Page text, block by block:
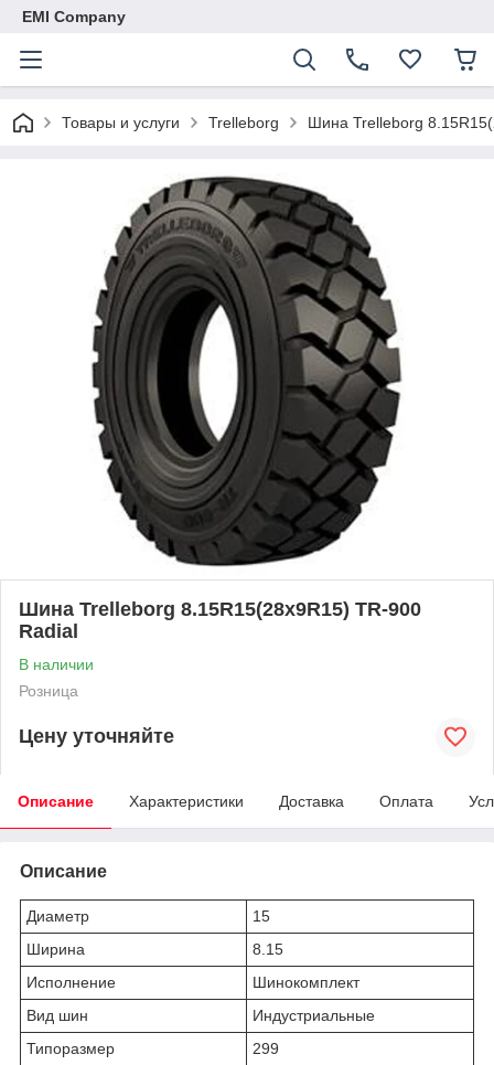
EMI Company
Товары и услуги Trelleborg Шина Trelleborg
Шина Trelleborg 8.15R15(28х9R15) ТR-900
Radial
В наличии
Розница
Цену уточняйте
Описание Характеристики Доставка Оплата
Описание
Диаметр
15
Ширина
8.15
Исполнение
Шинокомплект
Вид шин
Индустриальные
Типоразмер
299